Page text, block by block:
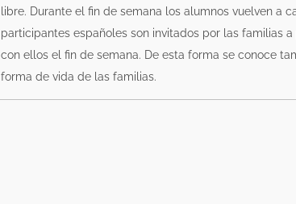
libre. Durante el fin de semana los alumnos vuelven a
participantes españoles son invitados por las familias a
con ellos el fin de semana. De esta forma se conoce
forma de vida de las familias.